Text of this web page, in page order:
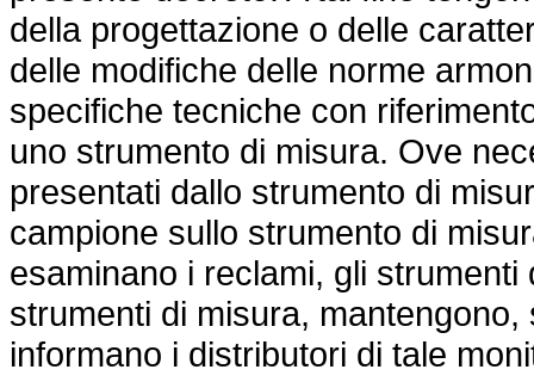
della progettazione o delle
delle modifiche delle norme
specifiche tecniche con
uno strumento di misura. Ove
presentati dallo strumento di
campione sullo strumento di
esaminano i reclami, gli
strumenti di misura,
informano i distributori di tale